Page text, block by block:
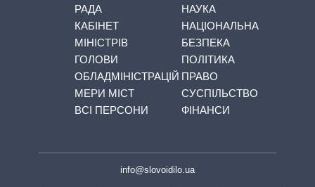
РАДА
КАБІНЕТ
МІНІСТРІВ
ГОЛОВИ
ОБЛАДМІНІСТРАЦІЙ
МЕРИ МІСТ
ВСІ ПЕРСОНИ
НАУКА
НАЦІОНАЛЬНА
БЕЗПЕКА
ПОЛІТИКА
ПРАВО
СУСПІЛЬСТВО
ФІНАНСИ
info@slovoidilo.ua